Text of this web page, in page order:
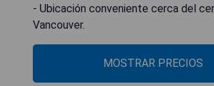
- Ubicación conveniente cerca del
Vancouver.
MOSTRAR PRECIOS